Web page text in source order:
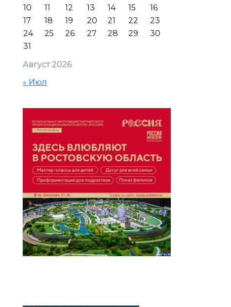
Август 2026
10
11 12 13 14 15
16
17
18 19 20 21 22
23
24
25 26 27 28 29
30
31
« Июл